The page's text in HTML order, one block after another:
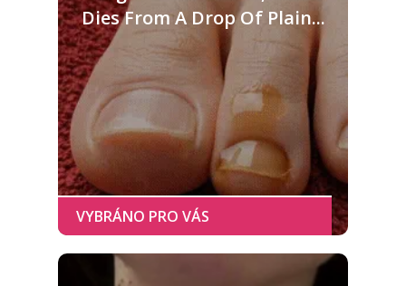
Dies From A Drop Of Plain...